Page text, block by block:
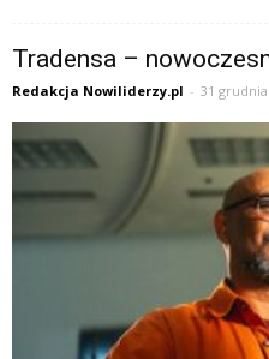
Tradensa –
Redakcja Nowiliderzy.pl - 31 grudnia